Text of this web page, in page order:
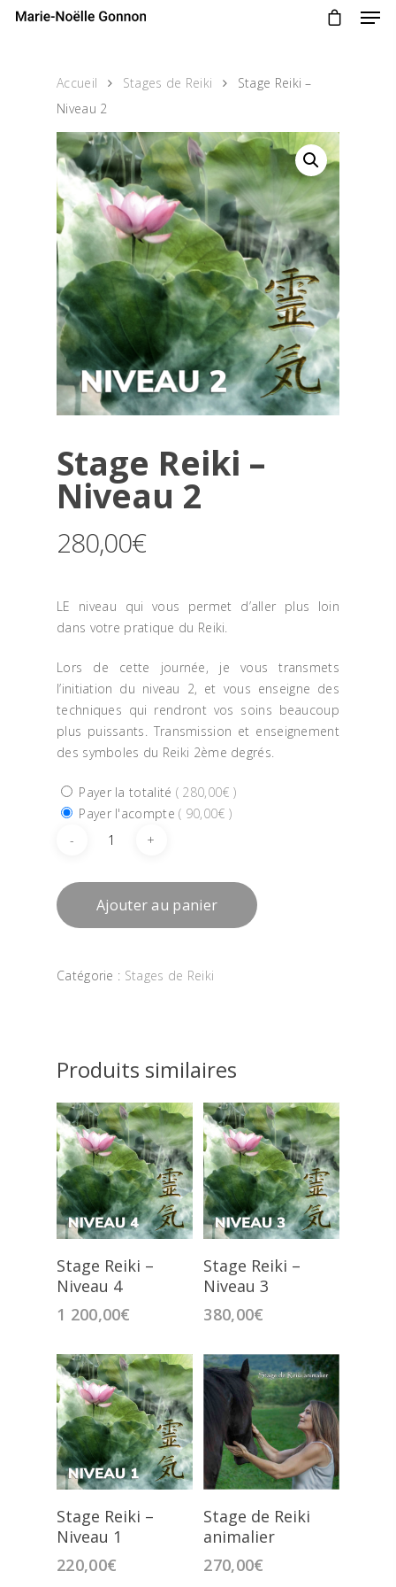
Accueil Stages de Reiki
Stage Reiki –
Niveau 2
Stage Reiki –
Niveau 2
280,00€
LE niveau qui vous permet d’aller plus loin
dans votre pratique du Reiki.
Lors de cette journée, je vous transmets
l’initiation du niveau 2, et vous enseigne des
techniques qui rendront vos soins beaucoup
plus puissants. Transmission et enseignement
des symboles du Reiki 2ème degrés.
Payer la totalité ( 280,00€ )
Payer l'acompte( 90,00€ )
Ajouter au panier
Catégorie : Stages de Reiki
Produits similaires
Stage Reiki –
Niveau 4
1 200,00€
Stage Reiki –
Niveau 3
380,00€
Stage Reiki –
Niveau 1
220,00€
Stage de Reiki
animalier
270,00€
Accueil
Communication
Soins de Reiki
L’animal miroir
Contact
Blog
Boutique
Communication
Soins de Reiki
Contact
Témoignages
Blog
Boutique
Mon compte
CONTACT
T. 06.68.09.51.17
E.